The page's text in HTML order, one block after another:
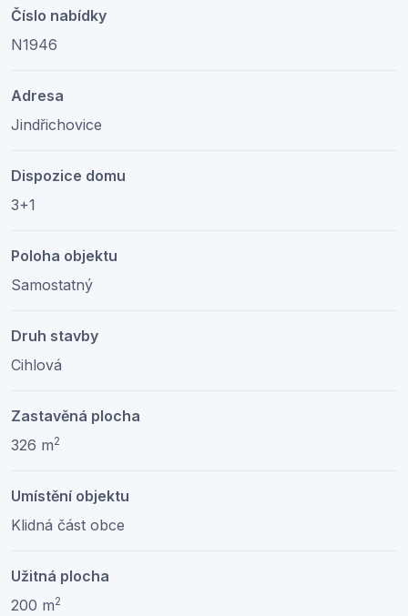
Číslo nabídky
N1946
Adresa
Jindřichovice
Dispozice domu
3+1
Poloha objektu
Samostatný
Druh stavby
Cihlová
Zastavěná plocha
326 m2
Umístění objektu
Klidná část obce
Užitná plocha
200 m2